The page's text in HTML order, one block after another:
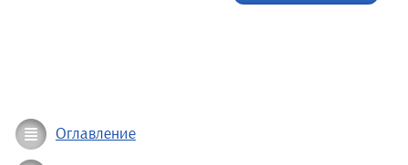
Оглавление